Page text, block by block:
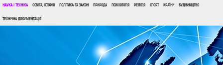
НАУКА І ТЕХНІКА ОСВІТА, ІСТОРІЯ ПОЛІТИКА ТА ЗАКОН ПРИРОДА ПСИХОЛОГІЯ РЕЛІГІЯ СПОРТ КРАЇНИ БУДІВНИЦТВО
ТЕХНІЧНА ДОКУМЕНТАЦІЯ